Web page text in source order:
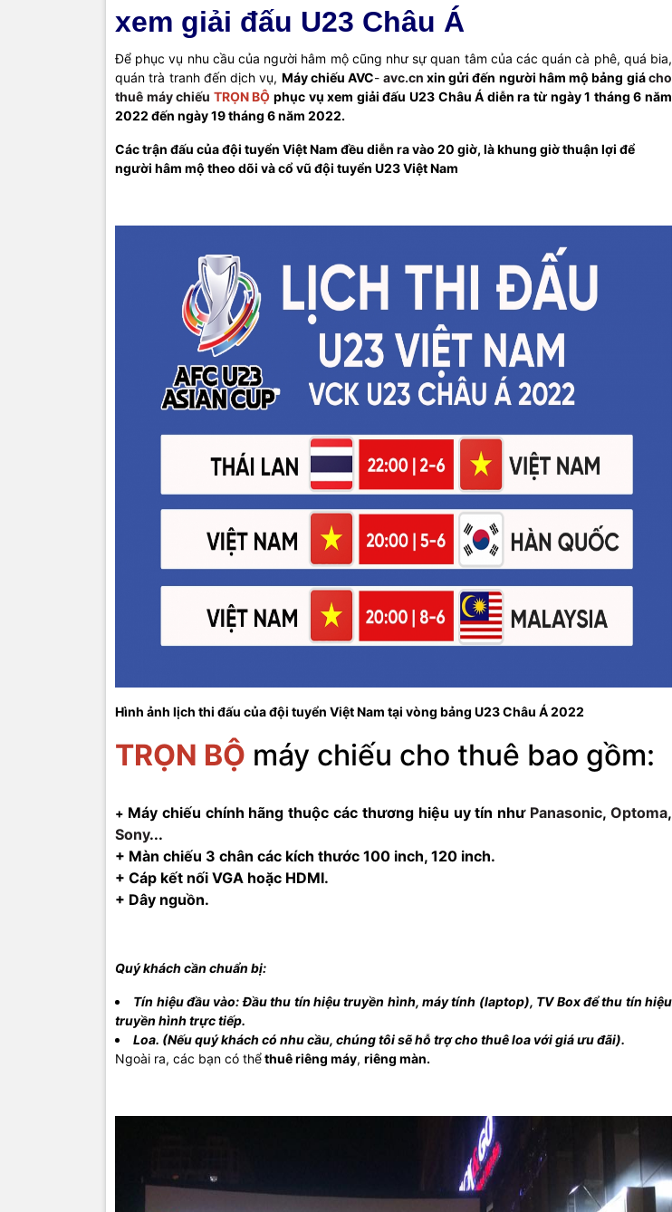
xem giải đấu U23 Châu Á
Để phục vụ nhu cầu của người hâm mộ cũng như sự quan tâm của các quán cà phê, quá bia,
quán trà tranh đến dịch vụ, Máy chiếu AVC- avc.cn xin gửi đến người hâm mộ bảng giácho
thuê máy chiếu TRỌN BỘ phục vụ xem giải đấu U23 Châu Á diễn ra từ ngày 1 tháng 6 năm
2022 đến ngày 19 tháng 6 năm 2022.
Các trận đấu của đội tuyển Việt Nam đều diễn ra vào 20 giờ, là khung giờ thuận lợi để
người hâm mộ theo dõi và cổ vũ đội tuyển U23 Việt Nam
Hình ảnh lịch thi đấu của đội tuyển Việt Nam tại vòng bảng U23 Châu Á 2022
TRỌN BỘ máy chiếu cho thuê bao gồm:
+ Máy chiếu chính hãng thuộc các thương hiệu uy tín như Panasonic,Optoma,
Sony...
+ Màn chiếu 3 chân các kích thước 100 inch, 120 inch.
+ Cáp kết nối VGA hoặc HDMI.
+ Dây nguồn.
Quý khách cần chuẩn bị:
Tín hiệu đầu vào: Đầu thu tín hiệu truyền hình, máy tính (laptop), TV Box để thu tín hiệu
truyền hình trực tiếp.
Loa. (Nếu quý khách có nhu cầu, chúng tôi sẽ hỗ trợ cho thuê loa với giá ưu đãi).
Ngoài ra, các bạn có thểthuê riêng máy, riêng màn.